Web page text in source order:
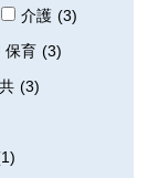
介護 (3)
保育 (3)
(3)